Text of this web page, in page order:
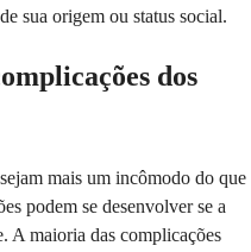
sua origem ou status social.
dos
mais um incômodo do que
podem se desenvolver se a
A maioria das complicações